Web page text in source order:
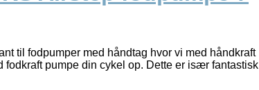
til fodpumper med håndtag hvor vi med håndkraft
pumpe din cykel op. Dette er især fantastisk